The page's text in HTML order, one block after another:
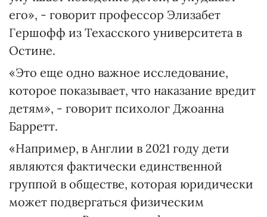
его», - говорит профессор Элизабет
Гершофф из Техасского университета в
Остине.
«Это еще одно важное исследование,
которое показывает, что наказание вредит
детям», - говорит психолог Джоанна
Барретт.
«Например, в Англии в 2021 году дети
являются фактически единственной
группой в обществе, которая юридически
может подвергаться физическим